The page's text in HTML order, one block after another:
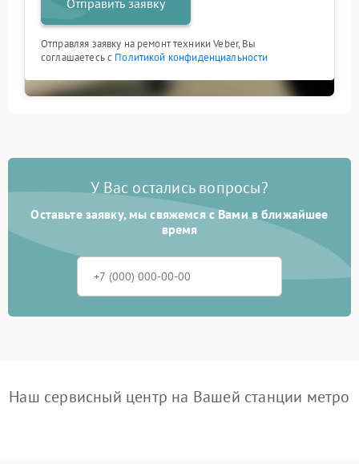
Отправить заявку
Отправляя заявку на ремонт техники Veber, Вы
соглашаетесь с Политикой конфиденциальности
У Вас остались вопросы?
Оставьте заявку, мы свяжемся с Вами в ближайшее
время
Наш сервисный центр на Вашей станции метро